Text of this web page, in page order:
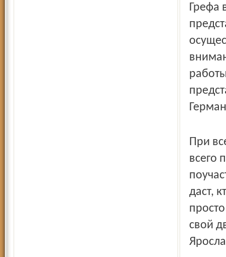
Грефа
При
всего
даст,
свой